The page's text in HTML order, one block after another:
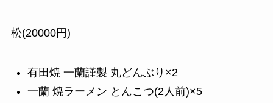
松(20000円)
有田焼 一蘭謹製 丸どんぶり×2
一蘭 焼ラーメン とんこつ(2人前)×5